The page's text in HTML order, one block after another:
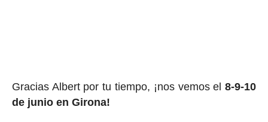
Gracias Albert por tu tiempo, ¡nos vemos el8-9-10
de junio en Girona!